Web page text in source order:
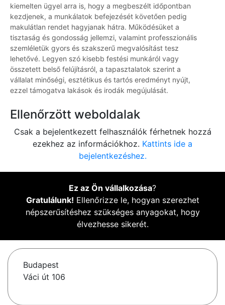
kiemelten ügyel arra is, hogy a megbeszélt időpontban
kezdjenek, a munkálatok befejezését követően pedig
makulátlan rendet hagyjanak hátra. Működésüket a
tisztaság és gondosság jellemzi, valamint professzionális
szemléletük gyors és szakszerű megvalósítást tesz
lehetővé. Legyen szó kisebb festési munkáról vagy
összetett belső felújításról, a tapasztalatok szerint a
vállalat minőségi, esztétikus és tartós eredményt nyújt,
ezzel támogatva lakások és irodák megújulását.
Ellenőrzött weboldalak
Csak a bejelentkezett felhasználók férhetnek hozzá
ezekhez az információkhoz. Kattints ide a
bejelentkezéshez.
Ez az Ön vállalkozása?
Gratulálunk! Ellenőrizze le, hogyan szerezhet
népszerűsítéshez szükséges anyagokat, hogy
élvezhesse sikerét.
Budapest
Váci út 106